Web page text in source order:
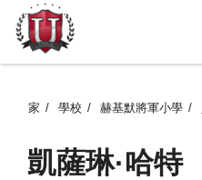
家 學校 赫基默將軍小學
凱薩琳·哈特